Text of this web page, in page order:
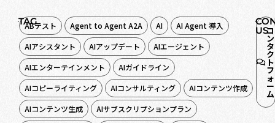
TAG
ABテスト Agent to Agent A2A AI
AI Agent 導入
AIアシスタント
AIアップデート
AIエージェント
AIエンターテインメント
AIガイドライン
AIコピーライティング
AIコンサルティング
AIコンテンツ作成
AIコンテンツ生成
AIサブスクリプションプラン
USコ
ン
タ
ク
ト
フ
ォ
ー
ム